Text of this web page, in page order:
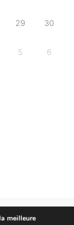
29 30
5 6
meilleure